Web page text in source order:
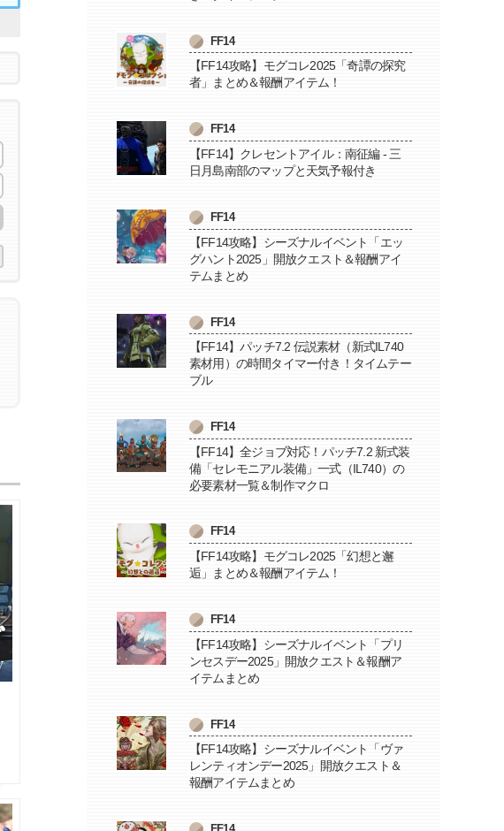
FF14
【FF14攻略】モグコレ2025「奇譚の探究
者」まとめ＆報酬アイテム！
FF14
【FF14】クレセントアイル：南征編 - 三
日月島南部のマップと天気予報付き
FF14
【FF14攻略】シーズナルイベント「エッ
グハント2025」開放クエスト＆報酬アイ
テムまとめ
FF14
【FF14】パッチ7.2 伝説素材（新式IL740
素材用）の時間タイマー付き！タイムテー
ブル
FF14
【FF14】全ジョブ対応！パッチ7.2 新式装
備「セレモニアル装備」一式（IL740）の
必要素材一覧＆制作マクロ
FF14
【FF14攻略】モグコレ2025「幻想と邂
逅」まとめ＆報酬アイテム！
FF14
【FF14攻略】シーズナルイベント「プリ
ンセスデー2025」開放クエスト＆報酬ア
イテムまとめ
FF14
【FF14攻略】シーズナルイベント「ヴァ
レンティオンデー2025」開放クエスト＆
報酬アイテムまとめ